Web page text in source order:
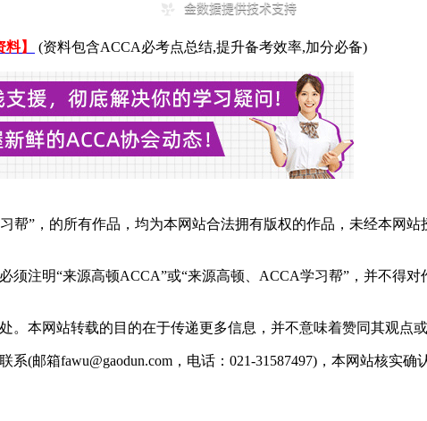
】 (资料包含ACCA必考点总结,提升备考效率,加分必备)
帮”，的所有作品，均为本网站合法拥有版权的作品，未经本网
注明“来源高顿ACCA”或“来源高顿、ACCA学习帮”，并不得
本网站转载的目的在于传递更多信息，并不意味着赞同其观点
(邮箱fawu@gaodun.com，电话：021-31587497)，本网站核实确